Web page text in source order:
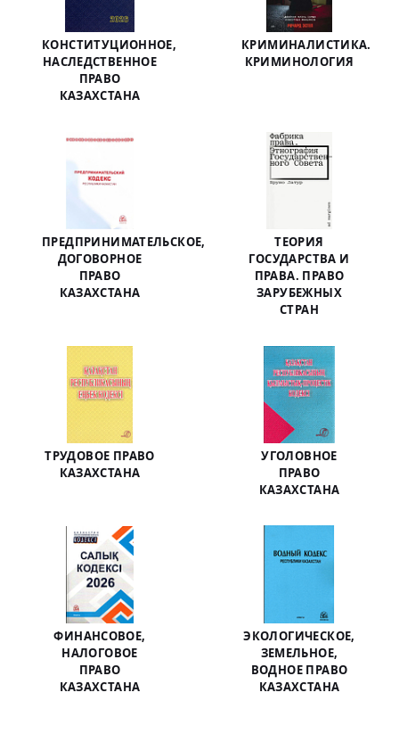
КОНСТИТУЦИОННОЕ,
НАСЛЕДСТВЕННОЕ
ПРАВО
КАЗАХСТАНА
КРИМИНАЛИСТИКА.
КРИМИНОЛОГИЯ
ПРЕДПРИНИМАТЕЛЬСКОЕ,
ДОГОВОРНОЕ
ПРАВО
КАЗАХСТАНА
ТЕОРИЯ
ГОСУДАРСТВА И
ПРАВА. ПРАВО
ЗАРУБЕЖНЫХ
СТРАН
ТРУДОВОЕ ПРАВО
КАЗАХСТАНА
УГОЛОВНОЕ
ПРАВО
КАЗАХСТАНА
ФИНАНСОВОЕ,
НАЛОГОВОЕ
ПРАВО
КАЗАХСТАНА
ЭКОЛОГИЧЕСКОЕ,
ЗЕМЕЛЬНОЕ,
ВОДНОЕ ПРАВО
КАЗАХСТАНА